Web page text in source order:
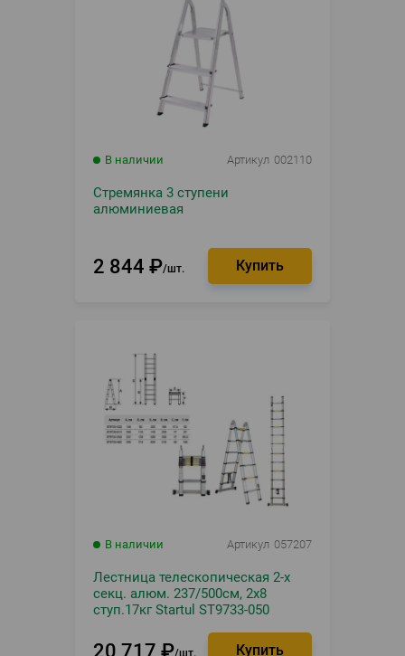
В наличии Артикул 002110
Стремянка 3 ступени
алюминиевая
2 844 ₽ шт.
В наличии Артикул 057207
Лестница телескопическая 2-х
секц. алюм. 237/500см, 2х8
ступ.17кг Startul ST9733-050
20 717 ₽ шт.